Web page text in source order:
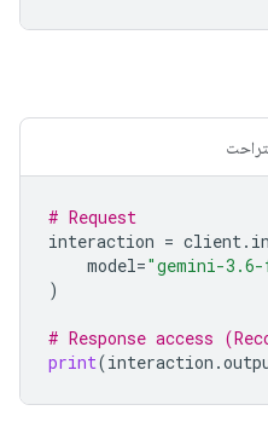
# Request
interaction = client.
model="gemini-
)
# Response access
print(interaction .